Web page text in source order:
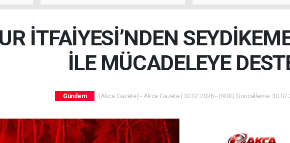
İTFAİYESİ’NDEN
İLE MÜCADELEYE
Gündem (Akca Gazete) - Akca Gazete | 30.07.2026 - 09:00, Güncelleme: